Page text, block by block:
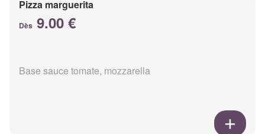
Pizza marguerita
Dès 9.00 €
Base sauce tomate, mozzarella